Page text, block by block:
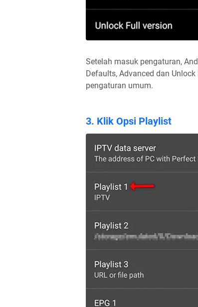
Setelah masuk pengaturan,
Defaults, Advanced dan
pengaturan umum.
3. Klik Opsi Playlist